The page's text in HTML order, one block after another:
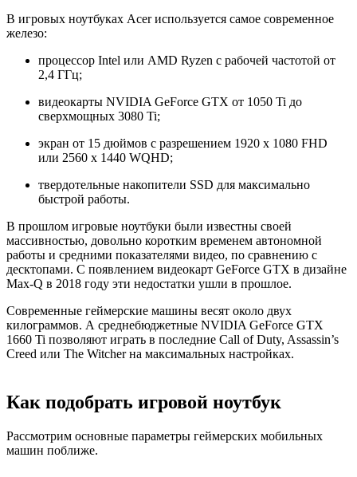
В игровых ноутбуках Acer используется самое современное
железо:
процессор Intel или AMD Ryzen с рабочей частотой от
2,4 ГГц;
видеокарты NVIDIA GeForce GTX от 1050 Ti до
сверхмощных 3080 Ti;
экран от 15 дюймов с разрешением 1920 x 1080 FHD
или 2560 x 1440 WQHD;
твердотельные накопители SSD для максимально
быстрой работы.
В прошлом игровые ноутбуки были известны своей
массивностью, довольно коротким временем автономной
работы и средними показателями видео, по сравнению с
десктопами. С появлением видеокарт GeForce GTX в дизайне
Max-Q в 2018 году эти недостатки ушли в прошлое.
Современные геймерские машины весят около двух
килограммов. А среднебюджетные NVIDIA GeForce GTX
1660 Ti позволяют играть в последние Call of Duty, Assassin’s
Creed или The Witcher на максимальных настройках.
Как подобрать игровой ноутбук
Рассмотрим основные параметры геймерских мобильных
машин поближе.